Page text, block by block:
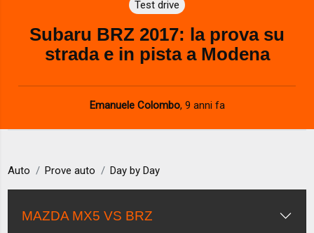
Test drive
Subaru BRZ 2017: la prova su
strada e in pista a Modena
Emanuele Colombo, 9 anni fa
Auto Prove auto Day by Day
MAZDA MX5 VS BRZ